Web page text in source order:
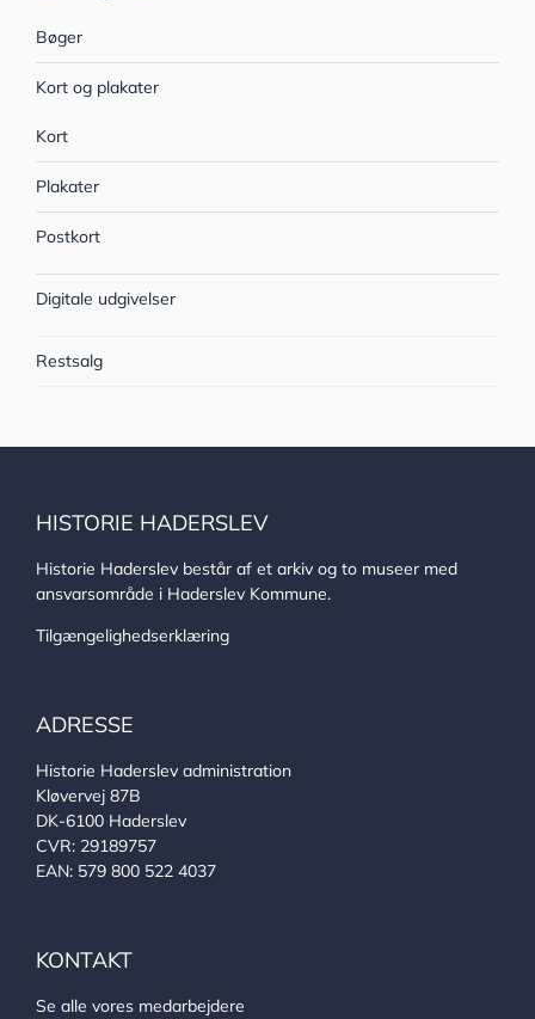
Bøger
Kort og plakater
Kort
Plakater
Postkort
Digitale udgivelser
Restsalg
HISTORIE HADERSLEV
Historie Haderslev består af et arkiv og to museer med
ansvarsområde i Haderslev Kommune.
Tilgængelighedserklæring
ADRESSE
Historie Haderslev administration
Kløvervej 87B
DK-6100 Haderslev
CVR: 29189757
EAN: 579 800 522 4037
KONTAKT
Se alle vores medarbejdere